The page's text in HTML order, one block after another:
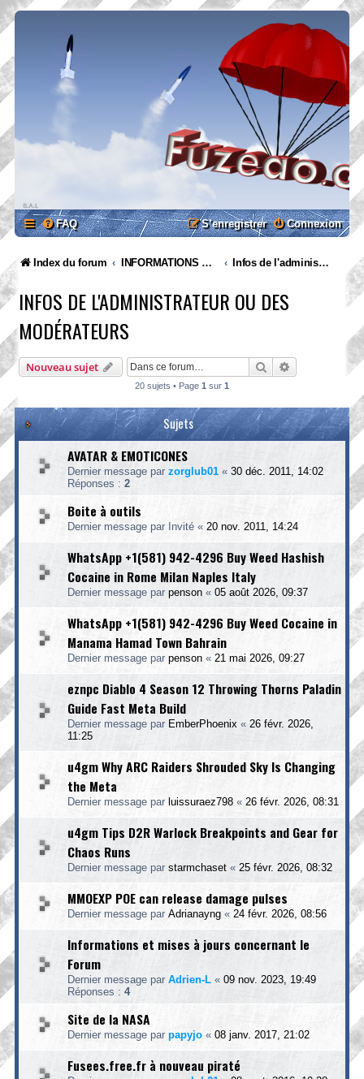
FAQ Connexion
S’enregistrer
Index du forum INFORMATIONS GENERALES Infos de l'administrateur ou des modérateurs
INFOS DE L'ADMINISTRATEUR OU DES
MODÉRATEURS
Nouveau sujet RechercherRecherche
20 sujets • Page 1 sur 1
Sujets
AVATAR & EMOTICONES
Dernier message par zorglub01 « 30 déc. 2011, 14:02
Réponses : 2
Boite à outils
Dernier message par Invité « 20 nov. 2011, 14:24
WhatsApp +1(581) 942-4296 Buy Weed Hashish
Cocaine in Rome Milan Naples Italy
Dernier message par penson « 05 août 2026, 09:37
WhatsApp +1(581) 942-4296 Buy Weed Cocaine in
Manama Hamad Town Bahrain
Dernier message par penson « 21 mai 2026, 09:27
eznpc Diablo 4 Season 12 Throwing Thorns Paladin
Guide Fast Meta Build
Dernier message par EmberPhoenix « 26 févr. 2026,
11:25
u4gm Why ARC Raiders Shrouded Sky Is Changing
the Meta
Dernier message par luissuraez798 « 26 févr. 2026, 08:31
u4gm Tips D2R Warlock Breakpoints and Gear for
Chaos Runs
Dernier message par starmchaset « 25 févr. 2026, 08:32
MMOEXP POE can release damage pulses
Dernier message par Adrianayng « 24 févr. 2026, 08:56
Informations et mises à jours concernant le
Forum
Dernier message par Adrien-L « 09 nov. 2023, 19:49
Réponses : 4
Site de la NASA
Dernier message par papyjo « 08 janv. 2017, 21:02
Fusees.free.fr à nouveau piraté